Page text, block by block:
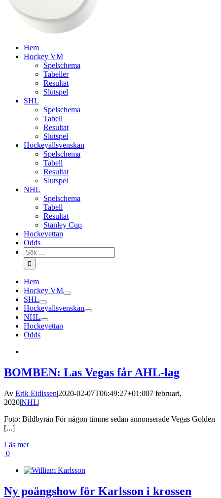
Hem
Hockey VM
Spelschema
Tabeller
Resultat
Slutspel
SHL
Spelschema
Tabell
Resultat
Slutspel
Hockeyallsvenskan
Spelschema
Tabell
Resultat
Slutspel
NHL
Spelschema
Tabell
Resultat
Stanley Cup
Hockeyettan
Odds
Sök
efter:
Hem
Hockey VM
SHL
Hockeyallsvenskan
NHL
Hockeyettan
Odds
BOMBEN: Las Vegas får AHL-lag
Av Erik Eidissen|2020-02-07T06:49:27+01:007 februari,
2020|NHL|
Foto: Bildbyrån För någon timme sedan annonserade Vegas Golden
[...]
Läs mer
0
Ny poängshow för Karlsson i krossen